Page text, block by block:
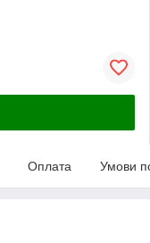
Оплата Умови